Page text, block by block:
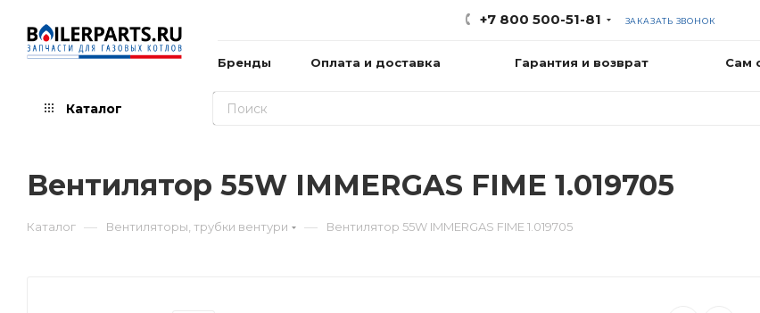
+7 800 500-51-81 ЗАКАЗАТЬ ЗВОНОК
Бренды Оплата и доставка Гарантия и возврат Сам
Каталог
Вентилятор 55W IMMERGAS FIME 1.019705
Каталог — Вентиляторы, трубки вентури — Вентилятор 55W IMMERGAS FIME 1.019705